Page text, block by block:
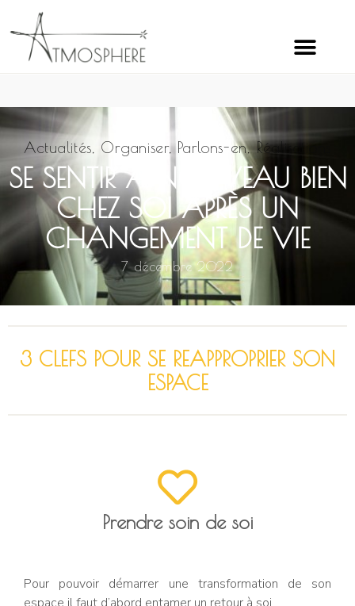
Actualités, Organiser,Parlons-en,Réalisations
SE SENTIR À NOUVEAU BIEN
CHEZ SOI APRÈS UN
CHANGEMENT DE VIE
7 décembre 2022
3 CLEFS POUR SE REAPPROPRIER SON
ESPACE
Prendre soin de soi
Pour pouvoir démarrer une transformation de son
espace il faut d’abord entamer un retour à soi.